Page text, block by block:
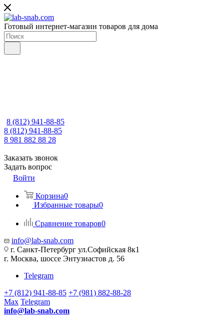
Готовый интернет-магазин товаров для дома
8 (812) 941-88-85
8 (812) 941-88-85
8 981 882 88 28
Заказать звонок
Задать вопрос
Войти
Корзина0
Избранные товары0
Сравнение товаров0
info@lab-snab.com
г. Санкт-Петербург ул.Софийская 8к1
г. Москва, шоссе Энтузиастов д. 56
Telegram
+7 (812) 941-88-85 +7 (981) 882-88-28
Max Telegram
info@lab-snab.com